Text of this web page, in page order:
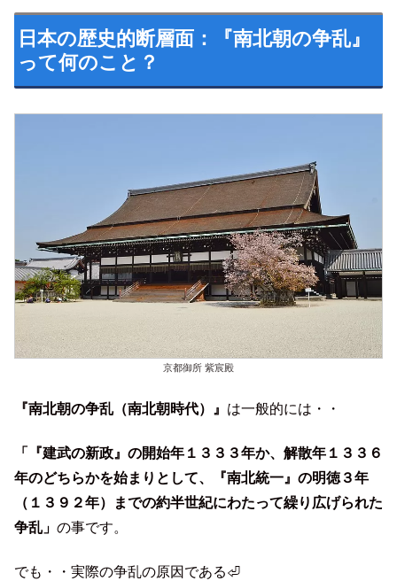
日本の歴史的断層面：『南北朝の争乱』
って何のこと？
京都御所 紫宸殿
『南北朝の争乱（南北朝時代）』 は一般的には・・
「『建武の新政』の開始年１３３３年か、解散年１３３６
年のどちらかを始まりとして、『南北統一』の明徳３年
（１３９２年）までの約半世紀にわたって繰り広げられた
争乱」 の事です。
でも・・実際の争乱の原因である⏎